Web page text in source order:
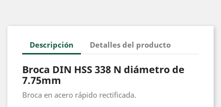
Descripción Detalles del producto
Broca DIN HSS 338 N diámetro de
7.75mm
Broca en acero rápido rectificada.